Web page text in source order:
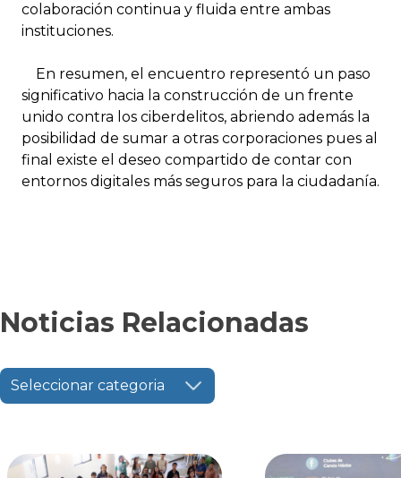
colaboración continua y fluida entre ambas
instituciones.
En resumen, el encuentro representó un paso
significativo hacia la construcción de un frente
unido contra los ciberdelitos, abriendo además la
posibilidad de sumar a otras corporaciones pues al
final existe el deseo compartido de contar con
entornos digitales más seguros para la ciudadanía.
Noticias Relacionadas
Seleccionar categoria